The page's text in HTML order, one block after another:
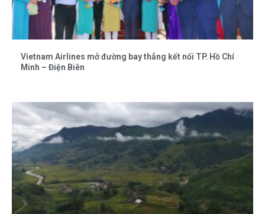
Vietnam Airlines mở đường bay thẳng kết nối TP. Hồ Chí
Minh – Điện Biên